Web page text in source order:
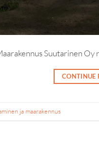
Suutarinen
CONTINUE
ja maarakennus